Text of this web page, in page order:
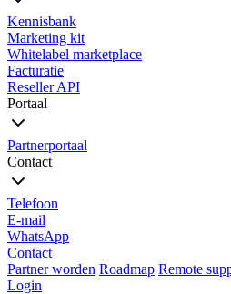
Kennisbank
Marketing kit
Whitelabel marketplace
Facturatie
Reseller API
Portaal
Partnerportaal
Contact
Telefoon
E-mail
WhatsApp
Contact
Partner worden Roadmap Remote
Login